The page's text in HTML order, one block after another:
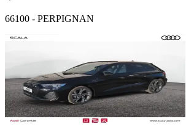
66100 - PERPIGNAN